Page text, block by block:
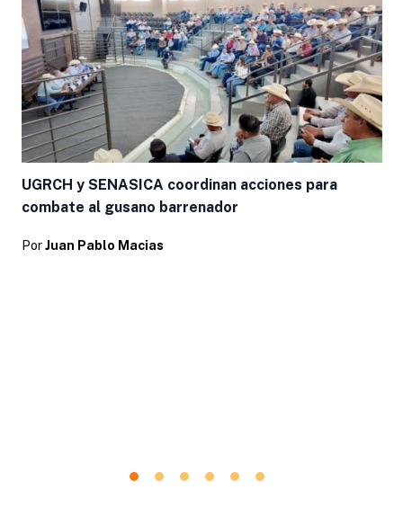
UGRCH y SENASICA coordinan acciones para
combate al gusano barrenador
Por Juan Pablo Macias